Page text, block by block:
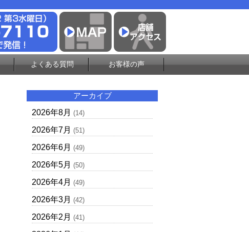
よくある質問 お客様の声
アーカイブ
2026年8月 (14)
2026年7月 (51)
2026年6月 (49)
2026年5月 (50)
2026年4月 (49)
2026年3月 (42)
2026年2月 (41)